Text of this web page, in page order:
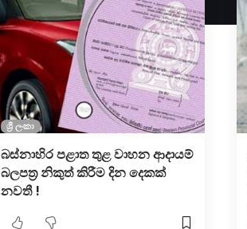
ශ්‍රී ලංකා
බස්නාහිර පළාත තුළ වාහන ආදායම්
බලපත්‍ර නිකුත් කිරීම දින දෙකක්
නවතී !